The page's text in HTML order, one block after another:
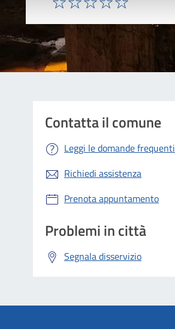
Contatta il comune
Leggi le domande frequenti
Richiedi assistenza
Prenota appuntamento
Problemi in città
Segnala disservizio